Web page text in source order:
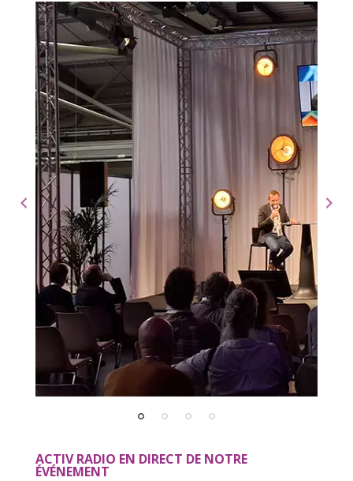
ACTIV RADIO EN DIRECT DE NOTRE
ÉVÉNEMENT